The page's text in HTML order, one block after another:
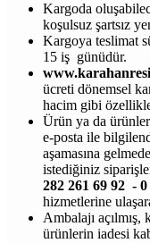
Kargoda
koşulsuz şartsız
Kargoya teslimat
15 iş günüdür.
ücreti dönemsel
hacim gibi
Ürün ya da
e-posta ile
aşamasına
istediğiniz
282 261 69 92 -
hizmetlerine
Ambalajı
ürünlerin iadesi